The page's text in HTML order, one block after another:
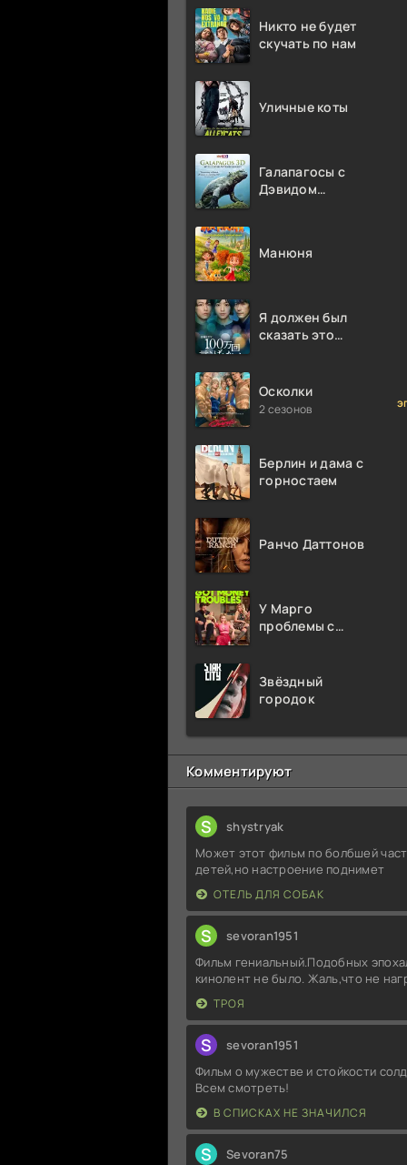
Никто не будет
скучать по нам
Уличные коты
Галапагосы с
Дэвидом
Манюня
Я должен был
сказать это
Осколки
2 сезонов
Берлин и дама с
горностаем
Ранчо Даттонов
У Марго
проблемы с
Звёздный
городок
Комментируют
S shystryak
Может этот фильм по болбшей
детей,но настроение поднимет
ОТЕЛЬ ДЛЯ СОБАК
S sevoran1951
Фильм гениальный.Подобных
кинолент не было. Жаль,что не
ТРОЯ
S sevoran1951
Фильм о мужестве и стойкости
Всем смотреть!
В СПИСКАХ НЕ ЗНАЧИЛСЯ
S Sevoran75